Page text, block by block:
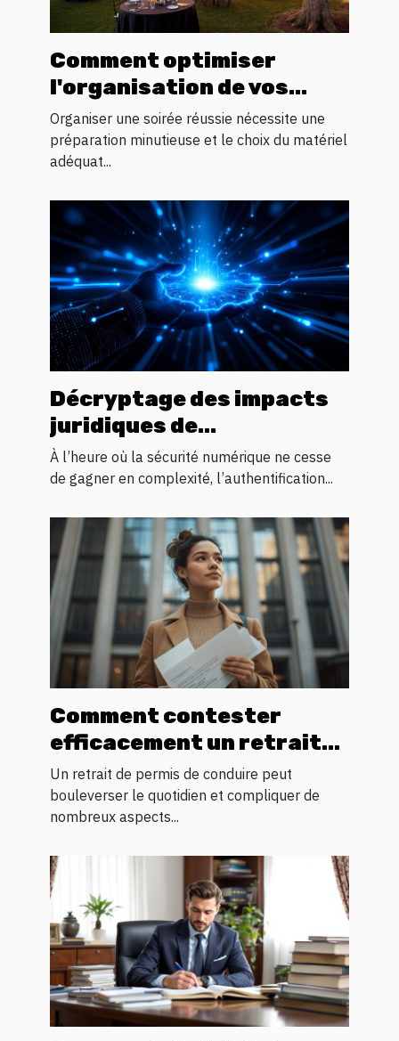
Comment optimiser
l'organisation de vos
soirées avec la location
de matériel ?
Organiser une soirée réussie nécessite une
préparation minutieuse et le choix du matériel
adéquat...
Décryptage des impacts
juridiques de
l'authentification
biométrique
À l’heure où la sécurité numérique ne cesse
de gagner en complexité, l’authentification...
Comment contester
efficacement un retrait
de permis de conduire ?
Un retrait de permis de conduire peut
bouleverser le quotidien et compliquer de
nombreux aspects...